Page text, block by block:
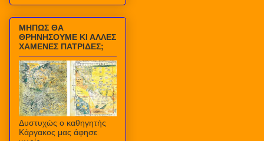
ΜΗΠΩΣ ΘΑ
ΘΡΗΝΗΣΟΥΜΕ ΚΙ ΑΛΛΕΣ
ΧΑΜΕΝΕΣ ΠΑΤΡΙΔΕΣ;
Δυστυχώς ο καθηγητής
Κάργακος μας άφησε